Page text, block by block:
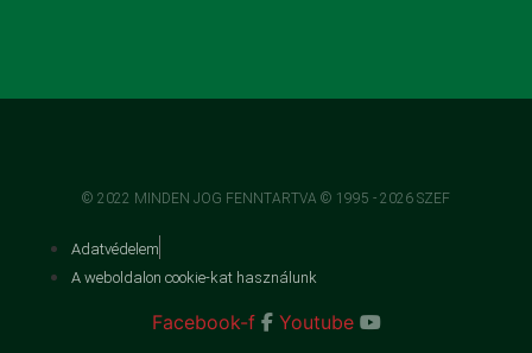
© 2022 MINDEN JOG FENNTARTVA © 1995 - 2026 SZEF
Adatvédelem
A weboldalon cookie-kat használunk
Facebook-f Youtube